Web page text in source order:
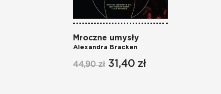
Mroczne umysły
Alexandra Bracken
44,90 zł 31,40 zł